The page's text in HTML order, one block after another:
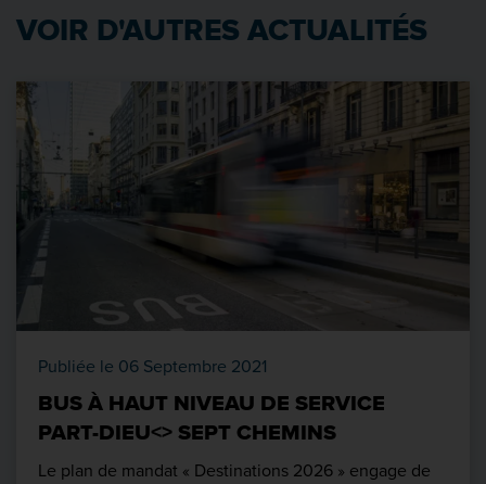
VOIR D'AUTRES ACTUALITÉS
Publiée le 06 Septembre 2021
BUS À HAUT NIVEAU DE SERVICE
PART-DIEU<> SEPT CHEMINS
Le plan de mandat « Destinations 2026 » engage de